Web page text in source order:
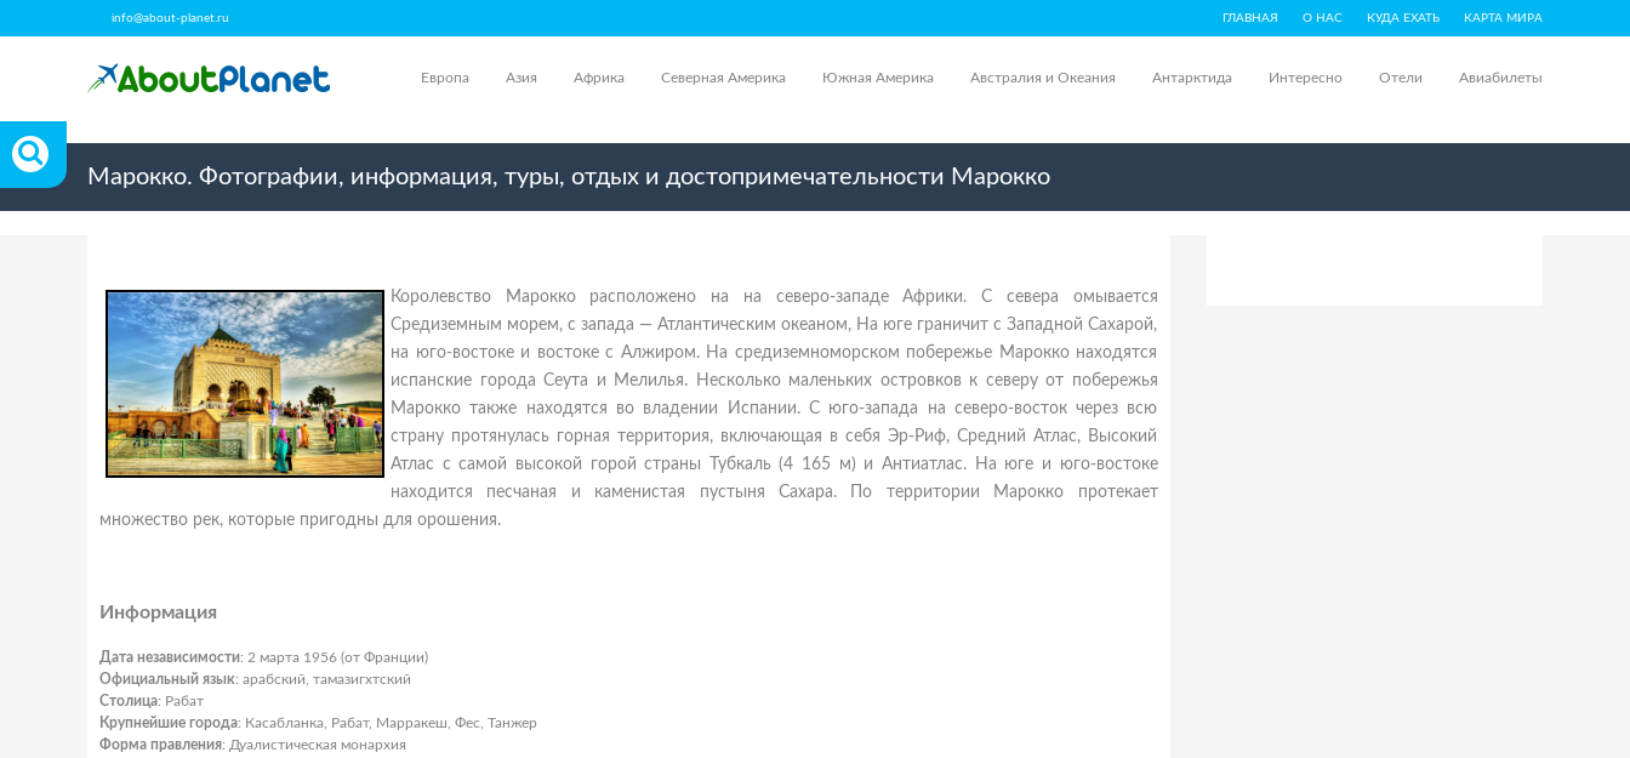
info@about-planet.ru ГЛАВНАЯ О НАС КУДА ЕХАТЬ КАРТА МИРА
Европа Азия Африка Северная Америка Южная Америка Австралия и Океания Антарктида Интересно Отели Авиабилеты
Марокко. Фотографии, информация, туры, отдых и достопримечательности Марокко
Королевство Марокко расположено на на северо-западе Африки. С севера омывается
Средиземным морем, с запада — Атлантическим океаном, На юге граничит с Западной Сахарой,
на юго-востоке и востоке с Алжиром. На средиземноморском побережье Марокко находятся
испанские города Сеута и Мелилья. Несколько маленьких островков к северу от побережья
Марокко также находятся во владении Испании. С юго-запада на северо-восток через всю
страну протянулась горная территория, включающая в себя Эр-Риф, Средний Атлас, Высокий
Атлас с самой высокой горой страны Тубкаль (4 165 м) и Антиатлас. На юге и юго-востоке
находится песчаная и каменистая пустыня Сахара. По территории Марокко протекает
множество рек, которые пригодны для орошения.
Информация
Дата независимости: 2 марта 1956 (от Франции)
Официальный язык: арабский, тамазигхтский
Столица: Рабат
Крупнейшие города: Касабланка, Рабат, Марракеш, Фес, Танжер
Форма правления: Дуалистическая монархия